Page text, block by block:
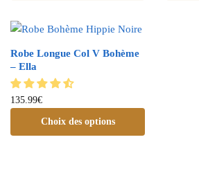
Robe Longue Col V Bohème
– Ella
135.99€
Choix des options